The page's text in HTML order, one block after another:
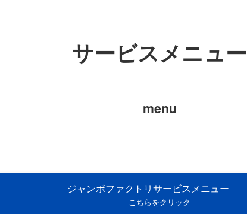
サービスメニュー
menu
ジャンボファクトリサービスメニュー
こちらをクリック